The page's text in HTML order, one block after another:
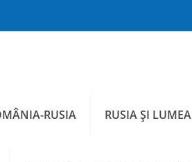
RUSIA RUSIA ȘI LUMEA